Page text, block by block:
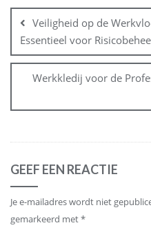
navigatie
Veiligheid op de
Essentieel voor
Werkkledij voor de
GEEF EEN REACTIE
Je e-mailadres wordt niet
gemarkeerd met*